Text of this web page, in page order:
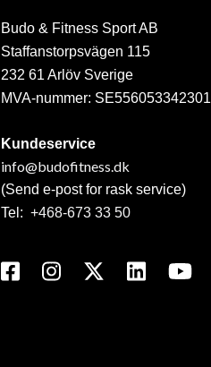
Budo & Fitness Sport AB
Staffanstorpsvägen 115
232 61 Arlöv Sverige
MVA-nummer: SE556053342301
Kundeservice
info@budofitness.dk
(Send e-post for rask service)
Tel: +468-673 33 50